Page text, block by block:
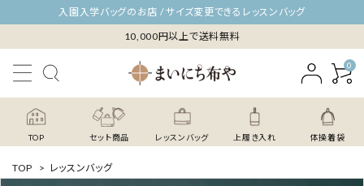
入園入学バッグのお店 / サイズ変更できるレッスンバッグ
10,000円以上で送料無料
0
TOP セット商品 レッスンバッグ 上履き入れ 体操着袋
TOP > レッスンバッグ